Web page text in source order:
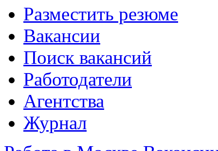
Разместить резюме
Вакансии
Поиск вакансий
Работодатели
Агентства
Журнал